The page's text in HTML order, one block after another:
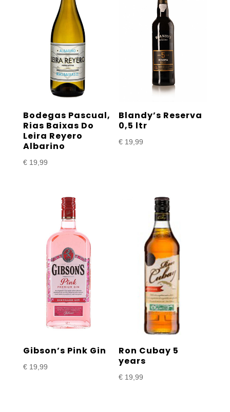
Bodegas Pascual,
Rias Baixas Do
Leira Reyero
Albarino
€19,99
Blandy’s Reserva
0,5 ltr
€ 19,99
Gibson’s Pink Gin
€19,99
Ron Cubay 5
years
€ 19,99